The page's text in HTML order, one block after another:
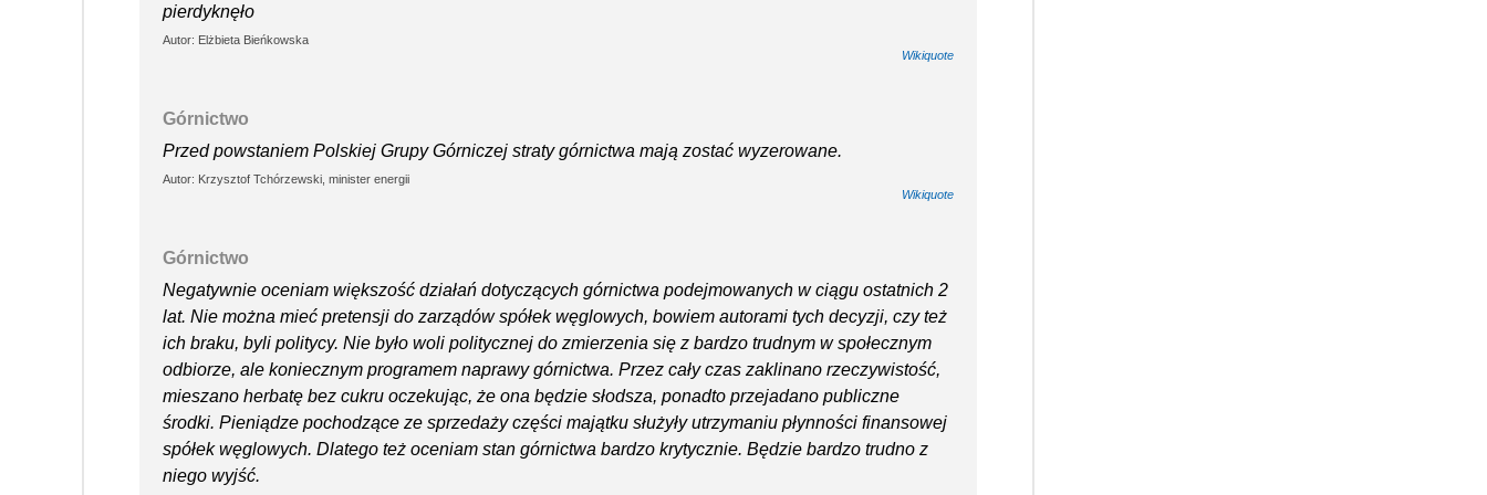
pierdyknęło
Autor: Elżbieta Bieńkowska
Wikiquote
Górnictwo
Przed powstaniem Polskiej Grupy Górniczej straty górnictwa mają zostać wyzerowane.
Autor: Krzysztof Tchórzewski, minister energii
Wikiquote
Górnictwo
Negatywnie oceniam większość działań dotyczących górnictwa podejmowanych w ciągu ostatnich 2
lat. Nie można mieć pretensji do zarządów spółek węglowych, bowiem autorami tych decyzji, czy też
ich braku, byli politycy. Nie było woli politycznej do zmierzenia się z bardzo trudnym w społecznym
odbiorze, ale koniecznym programem naprawy górnictwa. Przez cały czas zaklinano rzeczywistość,
mieszano herbatę bez cukru oczekując, że ona będzie słodsza, ponadto przejadano publiczne
środki. Pieniądze pochodzące ze sprzedaży części majątku służyły utrzymaniu płynności finansowej
spółek węglowych. Dlatego też oceniam stan górnictwa bardzo krytycznie. Będzie bardzo trudno z
niego wyjść.